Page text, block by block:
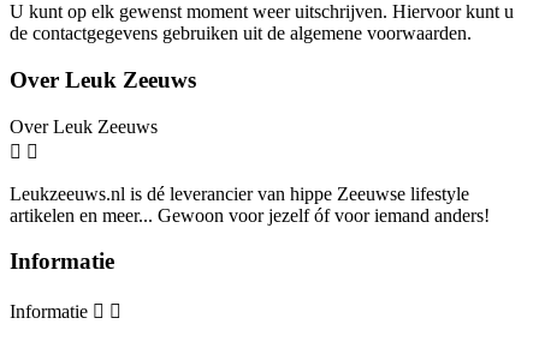
U kunt op elk gewenst moment weer uitschrijven. Hiervoor kunt u
de contactgegevens gebruiken uit de algemene voorwaarden.
Over Leuk Zeeuws
Over Leuk Zeeuws
 
Leukzeeuws.nl is dé leverancier van hippe Zeeuwse lifestyle
artikelen en meer... Gewoon voor jezelf óf voor iemand anders!
Informatie
Informatie  